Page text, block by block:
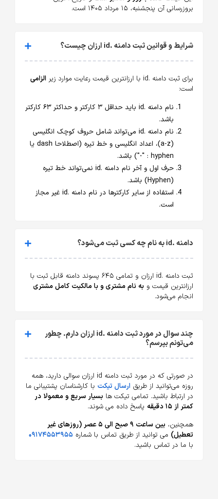
بروزرسانی آن پنجشنبه، ۱۵ مرداد ۱۴۰۵ است.
شرایط و قوانین ثبت دامنه .id ارزان چیست؟
برای ثبت دامنه .id با ارزانترین قیمت رعایت موارد زیر
الزامی
است:
نام دامنه .id باید حداقل ۳ کارکتر و حداکثر ۶۳ کارکتر
باشد.
نام دامنه .id می‌تواند شامل حروف کوچک انگلیسی
(a-z)، اعداد انگلیسی و خط تیره (اصطلاحا dash یا
hyphen : "-") باشد.
حرف اول و آخر نام دامنه .id نمی‌تواند خط تیره
(Hyphen) باشد.
استفاده از سایر کارکترها در نام دامنه .id غیر مجاز
است.
دامنه .id به نام چه کسی ثبت می‌شود؟
ثبت دامنه .id ارزان و تمامی ۶۴۵ پسوند دامنه قابل ثبت با
ارزانترین قیمت و به نام مشتری و با مالکیت کامل مشتری
انجام می‌شود.
چند سوال در مورد ثبت دامنه .id ارزان دارم. چطور
می‌تونم بپرسم؟
در صورتی که در مورد ثبت دامنه id ارزان سوالی دارید، همه
روزه می‌توانید از طریق ارسال تیکت با کارشناسان پشتیبانی ما
در ارتباط باشید. تمامی تیکت ها بسیار سریع و معمولا در
کمتر از ۱۵ دقیقه
پاسخ داده می شوند.
همچنین،
بین ساعت ۹ صبح الی ۵ عصر (روزهای غیر
تعطیل) می توانید از طریق تماس با شماره ۰۹۱۷۴۵۵۳۹۵۵
با ما در تماس باشید.